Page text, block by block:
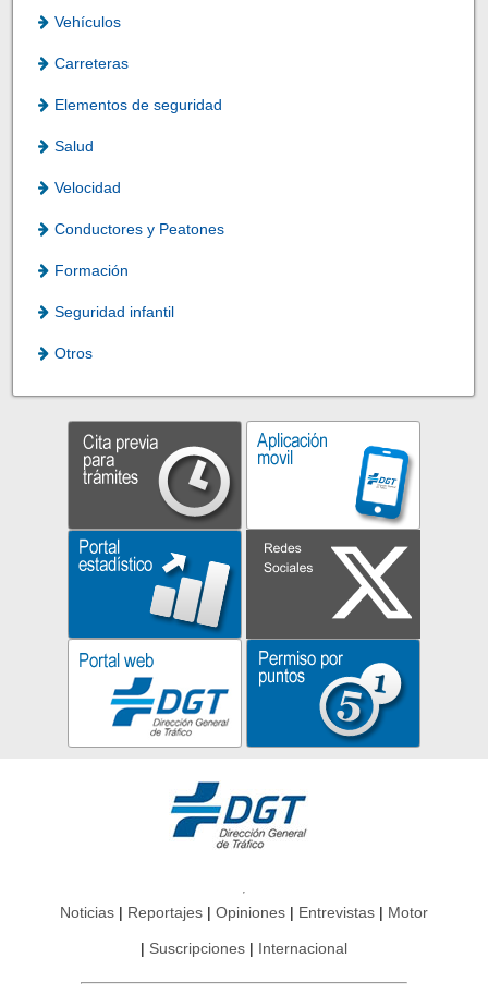
Vehículos
Carreteras
Elementos de seguridad
Salud
Velocidad
Conductores y Peatones
Formación
Seguridad infantil
Otros
Noticias Reportajes Opiniones Entrevistas Motor
Suscripciones Internacional